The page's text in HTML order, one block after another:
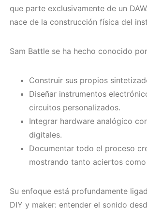
que parte exclusivamente de un
nace de la construcción física del
Sam Battle se ha hecho conocido
Construir sus propios
Diseñar instrumentos
circuitos personalizados.
Integrar hardware analógico
digitales.
Documentar todo el proceso
mostrando tanto aciertos como
Su enfoque está profundamente
DIY y maker: entender el sonido